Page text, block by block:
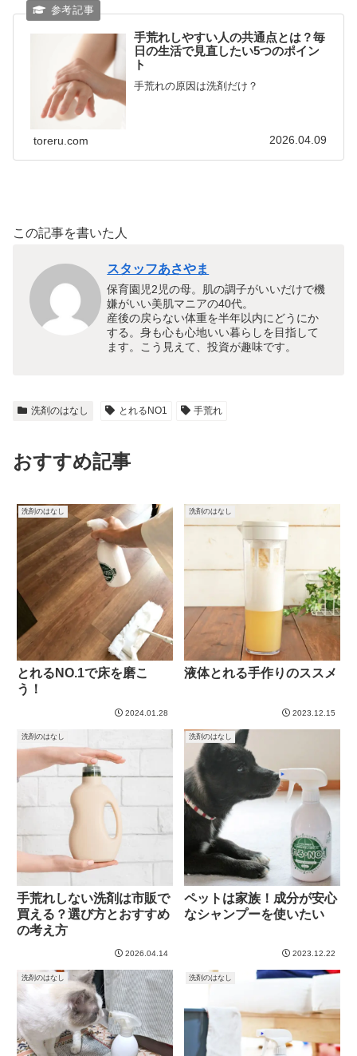
手荒れしやすい人の共通点とは？毎
日の生活で見直したい5つのポイン
ト
手荒れの原因は洗剤だけ？
toreru.com 2026.04.09
この記事を書いた人
スタッフあさやま
保育園児2児の母。肌の調子がいいだけで機
嫌がいい美肌マニアの40代。
産後の戻らない体重を半年以内にどうにか
する。身も心も心地いい暮らしを目指して
ます。こう見えて、投資が趣味です。
洗剤のはなし とれるNO1 手荒れ
おすすめ記事
洗剤のはなし
とれるNO.1で床を磨こ
う！
2024.01.28
洗剤のはなし
液体とれる手作りのススメ
2023.12.15
洗剤のはなし
手荒れしない洗剤は市販で
買える？選び方とおすすめ
の考え方
2026.04.14
洗剤のはなし
ペットは家族！成分が安心
なシャンプーを使いたい
2023.12.22
洗剤のはなし 洗剤のはなし